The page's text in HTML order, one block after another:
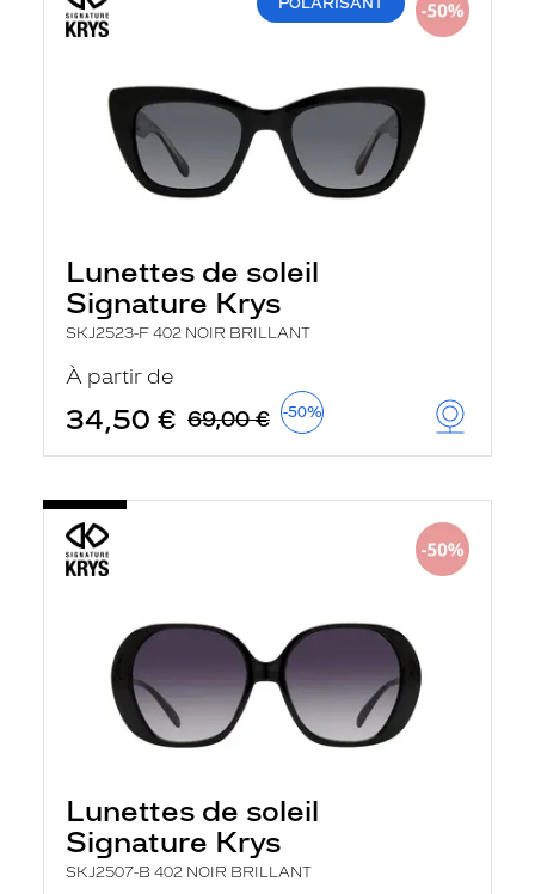
Lunettes de soleil
Signature Krys
SKJ2523-F 402 NOIR BRILLANT
À partir de
34,50 € 69,00 € -50%
Lunettes de soleil
Signature Krys
SKJ2507-B 402 NOIR BRILLANT